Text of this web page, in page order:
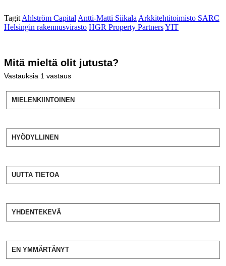
Tagit Ahlström Capital Antti-Matti Siikala Arkkitehtitoimisto SARC
Helsingin rakennusvirasto HGR Property PartnersYIT
Mitä mieltä olit jutusta?
Vastauksia 1 vastaus
MIELENKIINTOINEN
HYÖDYLLINEN
UUTTA TIETOA
YHDENTEKEVÄ
EN YMMÄRTÄNYT